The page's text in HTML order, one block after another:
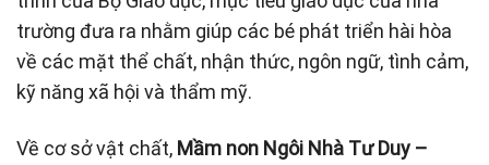
trường đưa ra nhằm giúp các bé phát triển hài hòa
về các mặt thể chất, nhận thức, ngôn ngữ, tình cảm,
kỹ năng xã hội và thẩm mỹ.
Về cơ sở vật chất, Mầm non Ngôi Nhà Tư Duy –